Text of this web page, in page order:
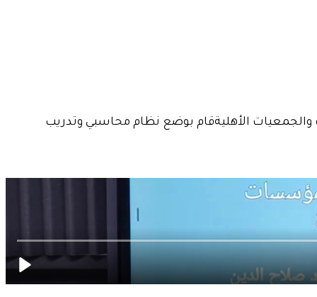
بإعداد الميزانيات لعدد من المؤسسات والجمعيات الأهليةقام بوضع نظام محاسبي وتدريب